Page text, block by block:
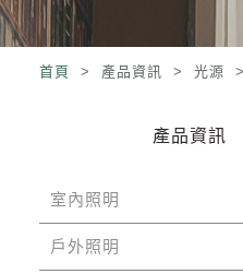
首頁 > 產品資訊 >光源
產品資訊
室內照明
戶外照明